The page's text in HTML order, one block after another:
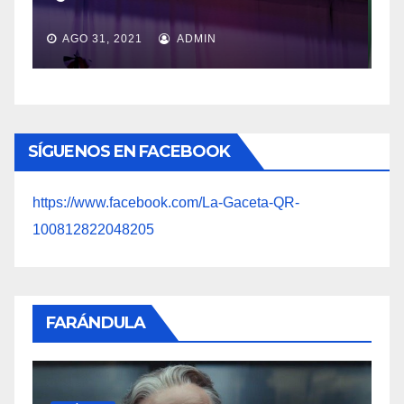
JUL 20, 2021 ADMIN
SÍGUENOS EN FACEBOOK
https://www.facebook.com/La-Gaceta-QR-
100812822048205
FARÁNDULA